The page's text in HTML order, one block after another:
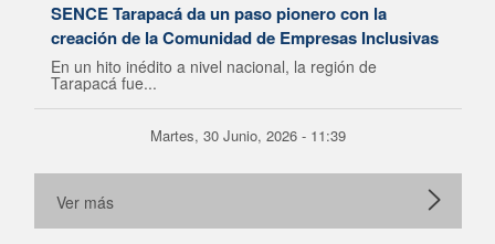
SENCE Tarapacá da un paso pionero con la
creación de la Comunidad de Empresas Inclusivas
En un hito inédito a nivel nacional, la región de
Tarapacá fue...
Martes, 30 Junio, 2026 - 11:39
Ver más